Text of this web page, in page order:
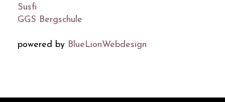
Susfi
GGS Bergschule
powered by BlueLionWebdesign